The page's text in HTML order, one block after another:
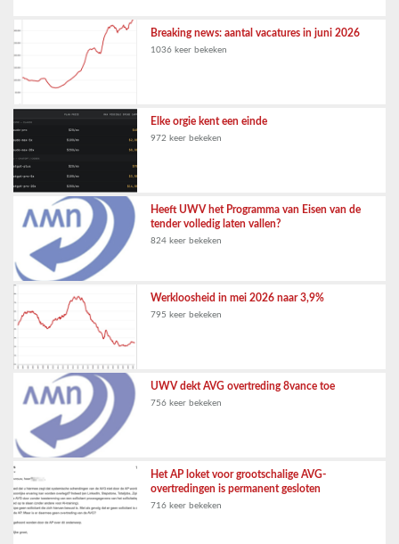
Breaking news: aantal vacatures in juni 2026
1036 keer bekeken
Elke orgie kent een einde
972 keer bekeken
Heeft UWV het Programma van Eisen van de
tender volledig laten vallen?
824 keer bekeken
Werkloosheid in mei 2026 naar 3,9%
795 keer bekeken
UWV dekt AVG overtreding 8vance toe
756 keer bekeken
Het AP loket voor grootschalige AVG-
overtredingen is permanent gesloten
716 keer bekeken